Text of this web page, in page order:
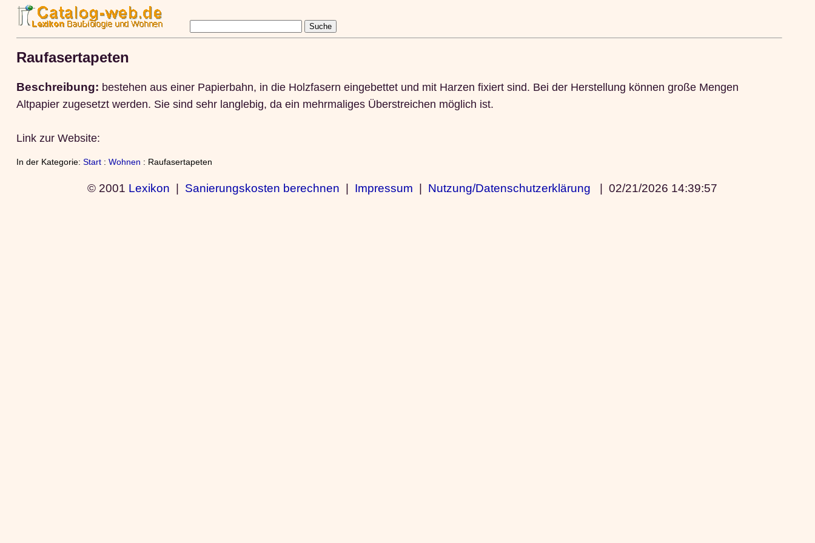
Raufasertapeten
Beschreibung: bestehen aus einer Papierbahn, in die Holzfasern eingebettet und mit Harzen fixiert sind. Bei der Herstellung können große Mengen
Altpapier zugesetzt werden. Sie sind sehr langlebig, da ein mehrmaliges Überstreichen möglich ist.
Link zur Website:
In der Kategorie: Start: Wohnen : Raufasertapeten
© 2001 Lexikon | Sanierungskosten berechnen | Impressum | Nutzung/Datenschutzerklärung |02/21/2026 14:39:57